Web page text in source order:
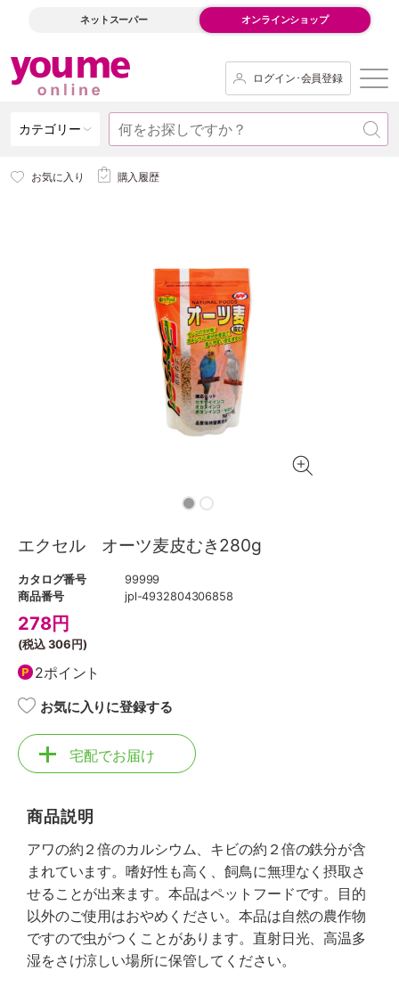
ネットスーパー オンラインショップ
ログイン･会員登録
カテゴリー
お気に入り 購入履歴
エクセル オーツ麦皮むき280g
カタログ番号
99999
商品番号
jpl-4932804306858
278円
(税込306円)
2ポイント
お気に入りに登録する
宅配でお届け
商品説明
アワの約２倍のカルシウム、キビの約２倍の鉄分が含
まれています。嗜好性も高く、飼鳥に無理なく摂取さ
せることが出来ます。本品はペットフードです。目的
以外のご使用はおやめください。本品は自然の農作物
ですので虫がつくことがあります。直射日光、高温多
湿をさけ涼しい場所に保管してください。